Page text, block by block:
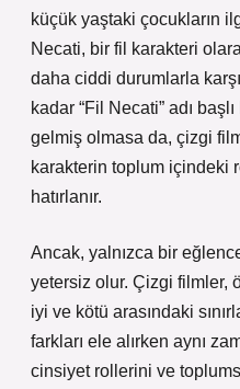
küçük yaştaki çocukların
Necati, bir fil karakteri
daha ciddi durumlarla
kadar “Fil Necati” adı
gelmiş olmasa da, çizgi
karakterin toplum içindeki
hatırlanır.
Ancak, yalnızca bir
yetersiz olur. Çizgi filmler,
iyi ve kötü arasındaki
farkları ele alırken aynı
cinsiyet rollerini ve